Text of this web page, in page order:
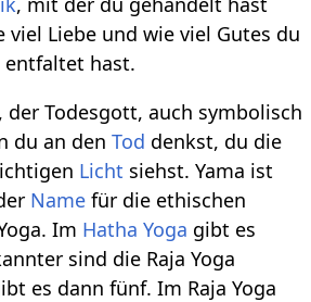
Liebe und wie viel Gutes du
entfaltet hast.
der Todesgott, auch symbolisch
du an denTod denkst, du die
Licht siehst. Yama ist
Name für die ethischen
Im Hatha Yoga gibt es
sind die Raja Yoga
es dann fünf. Im Raja Yoga